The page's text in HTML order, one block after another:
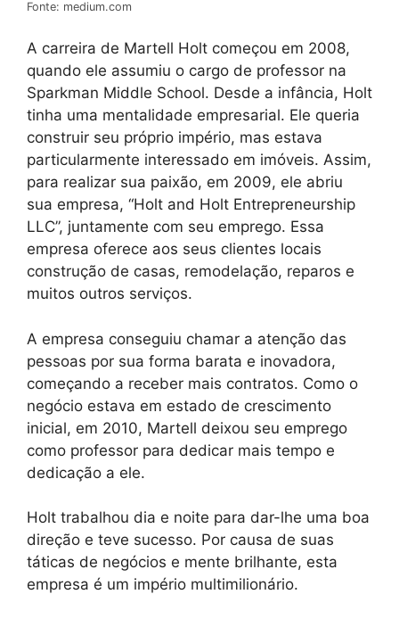
Fonte: medium.com
A carreira de Martell Holt começou em 2008,
quando ele assumiu o cargo de professor na
Sparkman Middle School. Desde a infância, Holt
tinha uma mentalidade empresarial. Ele queria
construir seu próprio império, mas estava
particularmente interessado em imóveis. Assim,
para realizar sua paixão, em 2009, ele abriu
sua empresa, “Holt and Holt Entrepreneurship
LLC”, juntamente com seu emprego. Essa
empresa oferece aos seus clientes locais
construção de casas, remodelação, reparos e
muitos outros serviços.
A empresa conseguiu chamar a atenção das
pessoas por sua forma barata e inovadora,
começando a receber mais contratos. Como o
negócio estava em estado de crescimento
inicial, em 2010, Martell deixou seu emprego
como professor para dedicar mais tempo e
dedicação a ele.
Holt trabalhou dia e noite para dar-lhe uma boa
direção e teve sucesso. Por causa de suas
táticas de negócios e mente brilhante, esta
empresa é um império multimilionário.